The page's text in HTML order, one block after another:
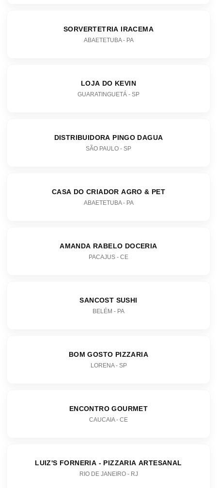
SORVERTETRIA IRACEMA
ABAETETUBA - PA
LOJA DO KEVIN
GUARATINGUETÁ - SP
DISTRIBUIDORA PINGO DAGUA
SÃO PAULO - SP
CASA DO CRIADOR AGRO & PET
ABAETETUBA - PA
AMANDA RABELO DOCERIA
PACAJUS - CE
SANCOST SUSHI
BELÉM - PA
BOM GOSTO PIZZARIA
LORENA - SP
ENCONTRO GOURMET
CAUCAIA - CE
LUIZ'S FORNERIA - PIZZARIA ARTESANAL
RIO DE JANEIRO - RJ